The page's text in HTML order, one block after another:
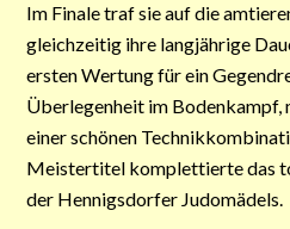
Im Finale traf sie auf die
gleichzeitig ihre langjährige
ersten Wertung für ein
Überlegenheit im Bodenkampf,
einer schönen
Meistertitel komplettierte das
der Hennigsdorfer Judomädels.